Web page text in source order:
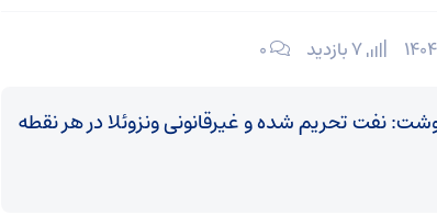
۰
نفت تحریم شده و غیرقانونی ونزوئلا در هر نقطه